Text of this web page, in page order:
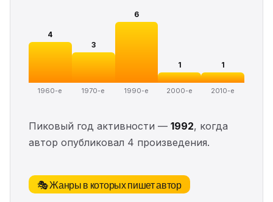
4
1960-е
3
1970-е
6
1990-е
1
2000-е
1
2010-е
Пиковый год активности — 1992, когда
автор опубликовал 4 произведения.
🎭 Жанры в которых пишет автор